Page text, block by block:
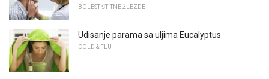
BOLEST ŠTITNE ŽLEZDE
Udisanje parama sa uljima Eucalyptus
COLD & FLU